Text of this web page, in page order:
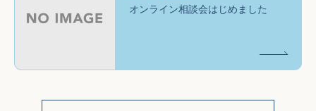
オンライン相談会はじめました